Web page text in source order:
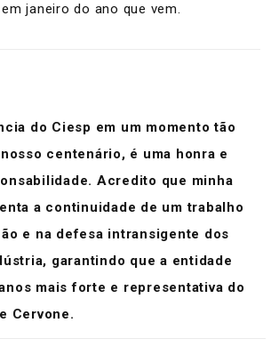
janeiro do ano que vem.
do Ciesp em um momento tão
centenário, é uma honra e
Acredito que minha
a continuidade de um trabalho
e na defesa intransigente dos
garantindo que a entidade
mais forte e representativa do
Cervone.